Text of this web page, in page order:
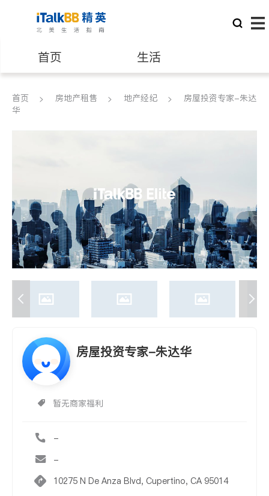
首页 生活
医生 律师
养老 非盈利组织
首页 房地产租售 地产经纪
房屋投资专家-朱达
华
房屋投资专家-朱达华
暂无商家福利
-
-
10275 N De Anza Blvd, Cupertino, CA 95014